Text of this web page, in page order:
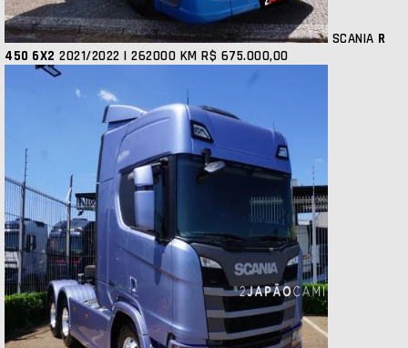
SCANIA R
450 6X2 2021/2022 | 262000 KM R$ 675.000,00